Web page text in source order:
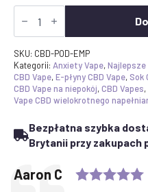
Ilość
wymiennych
EVIO
M
Pro
SKU: CBD-POD-EMP
Kategorii: Anxiety Vape,Najlepsze
CBD Vape,E-płyny CBD Vape, Sok
CBD Vape na niepokój,CBD Vapes,
Vape CBD wielokrotnego
Bezpłatna szybka
Brytanii przy zakupach
Testimonial
Author:
Aaron C